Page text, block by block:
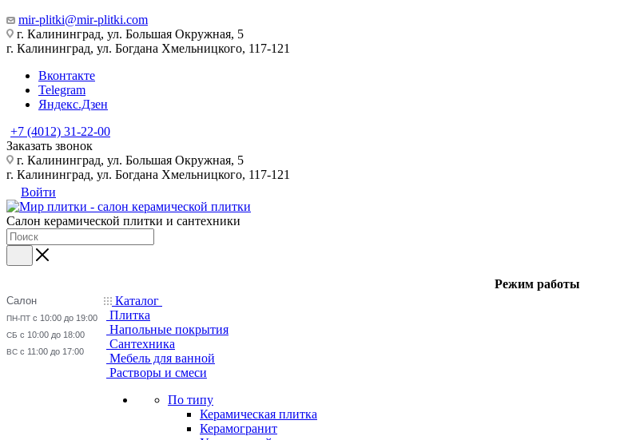
mir-plitki@mir-plitki.com
г. Калининград, ул. Большая Окружная, 5
г. Калининград, ул. Богдана Хмельницкого, 117-121
Вконтакте
Telegram
Яндекс.Дзен
+7 (4012) 31-22-00
Заказать звонок
г. Калининград, ул. Большая Окружная, 5
г. Калининград, ул. Богдана Хмельницкого, 117-121
Войти
Салон керамической плитки и сантехники
Режим работы
Салон
ПН-ПТ с 10:00 до 19:00
СБ с 10:00 до 18:00
ВС с 11:00 до 17:00
Каталог
Плитка
Напольные покрытия
Сантехника
Мебель для ванной
Растворы и смеси
По типу
Керамическая плитка
Керамогранит